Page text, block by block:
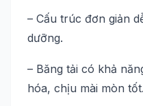
– Cấu trúc đơn giản
dưỡng.
– Băng tải có khả
hóa, chịu mài mòn tốt.